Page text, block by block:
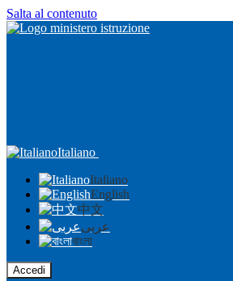
Salta al contenuto
Italiano
Italiano
English
中文
عربى
বাংলা
Accedi